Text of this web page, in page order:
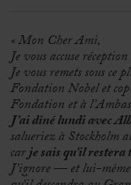
« Mon Cher Ami,
Je vous accuse
Je vous remets sous ce
Fondation Nobel et
Fondation et à
J’ai dîné lundi avec
salueriez à Stockholm
carje sais qu’il
J’ignore — et lui-